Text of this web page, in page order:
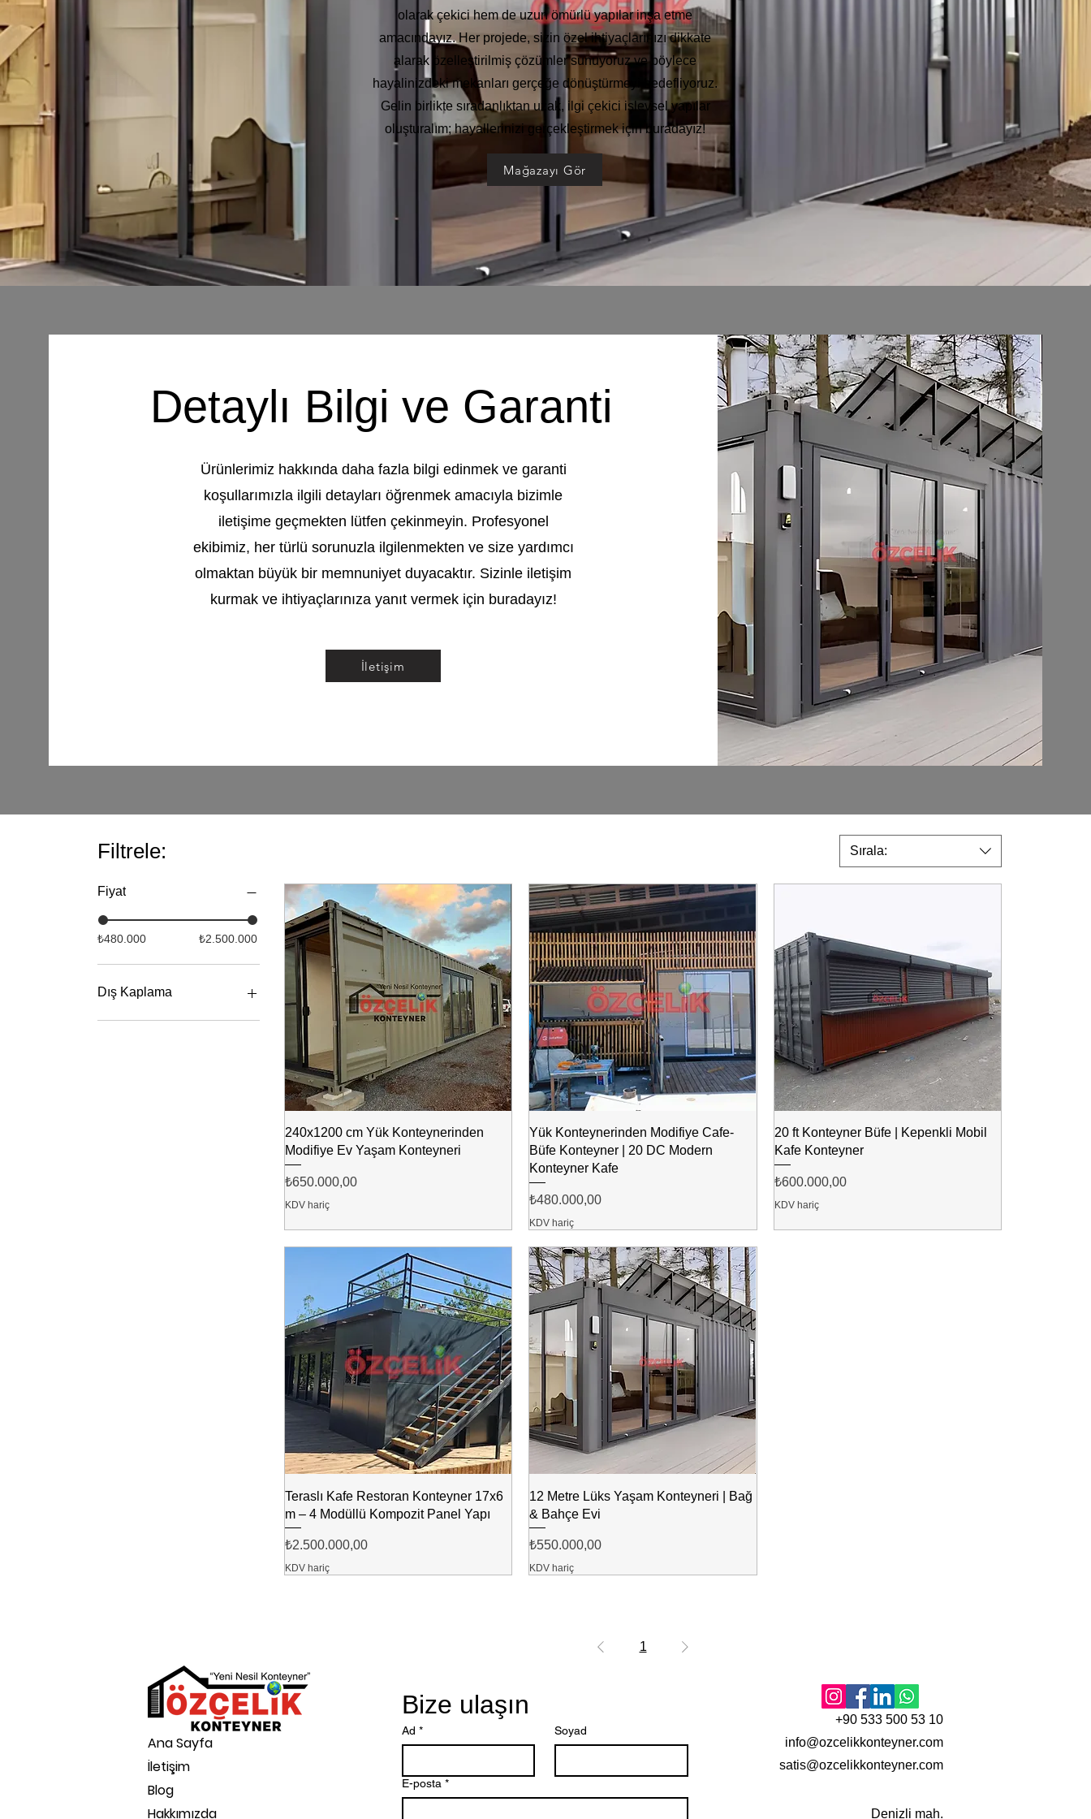
olarak çekici hem de uzun ömürlü yapılar inşa etme
amacındayız. Her projede, sizin özel ihtiyaçlarınızı dikkate
alarak özelleştirilmiş çözümler sunuyoruz ve böylece
hayalinizdeki mekanları gerçeğe dönüştürmeyi hedefliyoruz.
Gelin birlikte sıradanlıktan uzak, ilgi çekici işlevsel yapılar
oluşturalım; hayallerinizi gerçekleştirmek için buradayız!
Mağazayı Gör
Detaylı Bilgi ve Garanti
Ürünlerimiz hakkında daha fazla bilgi edinmek ve garanti
koşullarımızla ilgili detayları öğrenmek amacıyla bizimle
iletişime geçmekten lütfen çekinmeyin. Profesyonel
ekibimiz, her türlü sorunuzla ilgilenmekten ve size yardımcı
olmaktan büyük bir memnuniyet duyacaktır. Sizinle iletişim
kurmak ve ihtiyaçlarınıza yanıt vermek için buradayız!
İletişim
Filtrele:
Fiyat
₺480.000 ₺2.500.000
Dış Kaplama
Kompozit Kaplama
Sırala:
240x1200 cm Yük Konteynerinden
Modifiye Ev Yaşam Konteyneri
Fiyat
₺650.000,00
KDV hariç
Yük Konteynerinden Modifiye Cafe-
Büfe Konteyner | 20 DC Modern
Konteyner Kafe
Fiyat
₺480.000,00
KDV hariç
20 ft Konteyner Büfe | Kepenkli Mobil
Kafe Konteyner
Fiyat
₺600.000,00
KDV hariç
Teraslı Kafe Restoran Konteyner 17x6
m – 4 Modüllü Kompozit Panel Yapı
Fiyat
₺2.500.000,00
KDV hariç
12 Metre Lüks Yaşam Konteyneri | Bağ
& Bahçe Evi
Fiyat
₺550.000,00
KDV hariç
1
Ana Sayfa
İletişim
Blog
Hakkımızda
Bize ulaşın
Ad * Soyad
E-posta *
+90 533 500 53 10
info@ozcelikkonteyner.com
satis@ozcelikkonteyner.com
Denizli mah.